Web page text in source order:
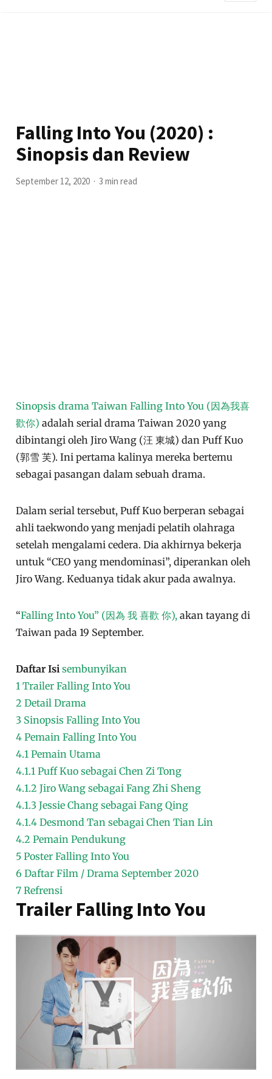
Falling Into You (2020) :
Sinopsis dan Review
September 12, 2020 3 min read
Sinopsis drama Taiwan Falling Into You (因為我喜
歡你) adalah serial drama Taiwan 2020 yang
dibintangi oleh Jiro Wang (汪 東城) dan Puff Kuo
(郭雪 芙). Ini pertama kalinya mereka bertemu
sebagai pasangan dalam sebuah drama.
Dalam serial tersebut, Puff Kuo berperan sebagai
ahli taekwondo yang menjadi pelatih olahraga
setelah mengalami cedera. Dia akhirnya bekerja
untuk “CEO yang mendominasi”, diperankan oleh
Jiro Wang. Keduanya tidak akur pada awalnya.
“Falling Into You” (因為 我 喜歡 你), akan tayang di
Taiwan pada 19 September.
Daftar Isi sembunyikan
1 Trailer Falling Into You
2 Detail Drama
3 Sinopsis Falling Into You
4 Pemain Falling Into You
4.1 Pemain Utama
4.1.1 Puff Kuo sebagai Chen Zi Tong
4.1.2 Jiro Wang sebagai Fang Zhi Sheng
4.1.3 Jessie Chang sebagai Fang Qing
4.1.4 Desmond Tan sebagai Chen Tian Lin
4.2 Pemain Pendukung
5 Poster Falling Into You
6 Daftar Film / Drama September 2020
7 Refrensi
Trailer Falling Into You